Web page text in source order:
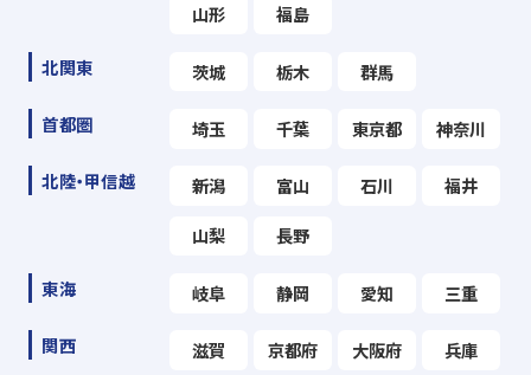
山形 福島
北関東 茨城 栃木 群馬
首都圏 埼玉 千葉 東京都 神奈川
北陸・甲信越 新潟 富山 石川 福井
山梨 長野
東海 岐阜 静岡 愛知 三重
関西 滋賀 京都府 大阪府 兵庫